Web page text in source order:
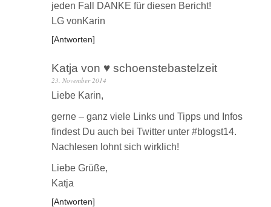
jeden Fall DANKE für diesen Bericht!
LG vonKarin
Antworten
Katja von ♥ schoenstebastelzeit
23. November 2014
Liebe Karin,
gerne – ganz viele Links und Tipps und Infos
findest Du auch bei Twitter unter #blogst14.
Nachlesen lohnt sich wirklich!
Liebe Grüße,
Katja
Antworten